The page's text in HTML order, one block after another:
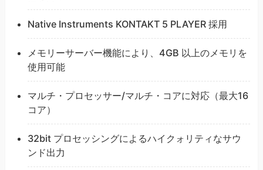
Native Instruments KONTAKT 5 PLAYER 採用
メモリーサーバー機能により、4GB 以上のメモリを
使用可能
マルチ・プロセッサー/マルチ・コアに対応（最大16
コア）
32bit プロセッシングによるハイクォリティなサウ
ンド出力